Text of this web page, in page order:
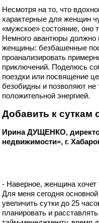
Несмотря на то, что
характерные для женщин
«мужское» состояние, оно
Немного авантюры должно
женщины: безбашенные
проанализировать
приключений. Поделюсь
поездки или посвящение
безобидны и позволяют не
положительной энергией.
Добавить к суткам
Ирина ДУЩЕНКО,
недвижимости», г.
- Наверное, женщина хочет
Для меня сегодня
увеличить сутки до 25
планировать и